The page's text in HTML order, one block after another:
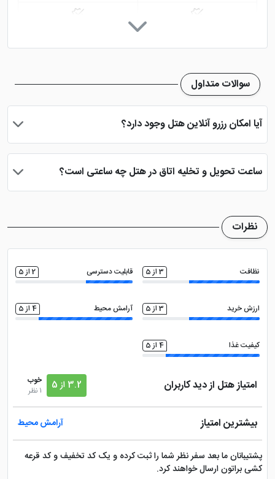
خدمات خشک شویی (لاندری) نمازخانه
تلویزیون معمولی
سوالات متداول
آیا امکان رزرو آنلاین هتل وجود دارد؟
بله، با انتخاب تاریخ ورود و خروج، نوع اتاق و تعداد نفرات می توانید
دریافت نمایید.
ساعت تحویل و تخلیه اتاق در هتل چه ساعتی است؟
ساعت تحویل اتاق ساعت 2 بعد از ظهر و ساعت تخلیه اتاق 12 ظهر
نظرات
نظافت 3 از 5 قابلیت دسترسی 2 از 5
ارزش خرید 3 از 5 آرامش محیط 4 از 5
کیفیت غذا 4 از 5
امتیاز هتل از دید کاربران 3.2 از 5
خوب
1 نظر
بیشترین امتیاز آرامش محیط
پشتیبانان ما بعد سفر نظر شما را ثبت کرده و یک کد تخفیف و کد قرعه
کشی براتون ارسال خواهند کرد.